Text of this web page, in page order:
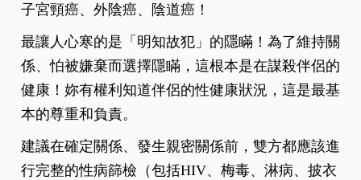
子宮頸癌、外陰癌、陰道癌！
最讓人心寒的是「明知故犯」的隱瞞！為了維持關
係、怕被嫌棄而選擇隱瞞，這根本是在謀殺伴侶的
健康！妳有權利知道伴侶的性健康狀況，這是最基
本的尊重和負責。
建議在確定關係、發生親密關係前，雙方都應該進
行完整的性病篩檢（包括HIV、梅毒、淋病、披衣